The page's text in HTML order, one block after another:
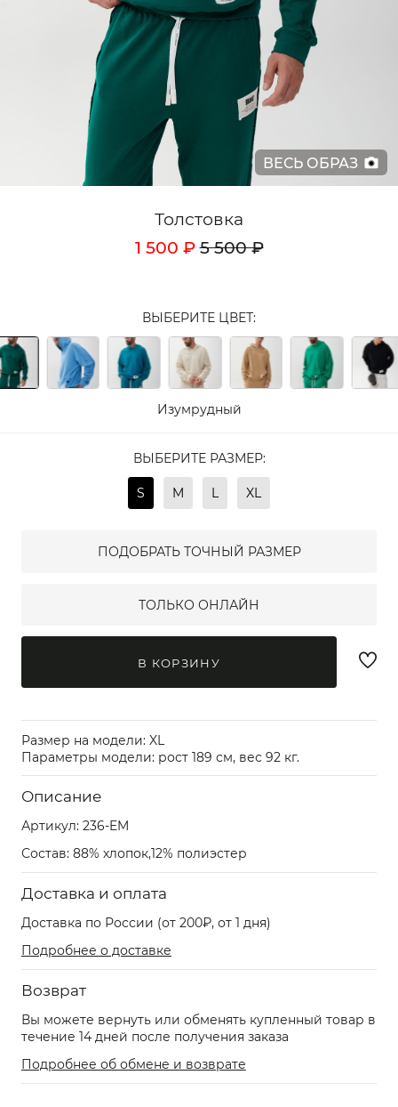
ВЕСЬ ОБРАЗ
Толстовка
1 500 ₽ 5 500 ₽
ВЫБЕРИТЕ ЦВЕТ:
Изумрудный
ВЫБЕРИТЕ РАЗМЕР:
S M L XL
ПОДОБРАТЬ ТОЧНЫЙ РАЗМЕР
ТОЛЬКО ОНЛАЙН
В КОРЗИНУ
Размер на модели: XL
Параметры модели: рост 189 см, вес 92 кг.
Описание
Артикул: 236-EM
Состав: 88% хлопок,12% полиэстер
Доставка и оплата
Доставка по России (от 200₽, от 1 дня)
Подробнее о доставке
Возврат
Вы можете вернуть или обменять купленный товар в
течение 14 дней после получения заказа
Подробнее об обмене и возврате
Кардиганы
Комплекты
Лонгсливы
Рубашки
Аксессуары